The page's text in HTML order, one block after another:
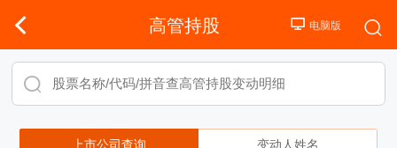
高管持股
上市公司查询 变动人姓名